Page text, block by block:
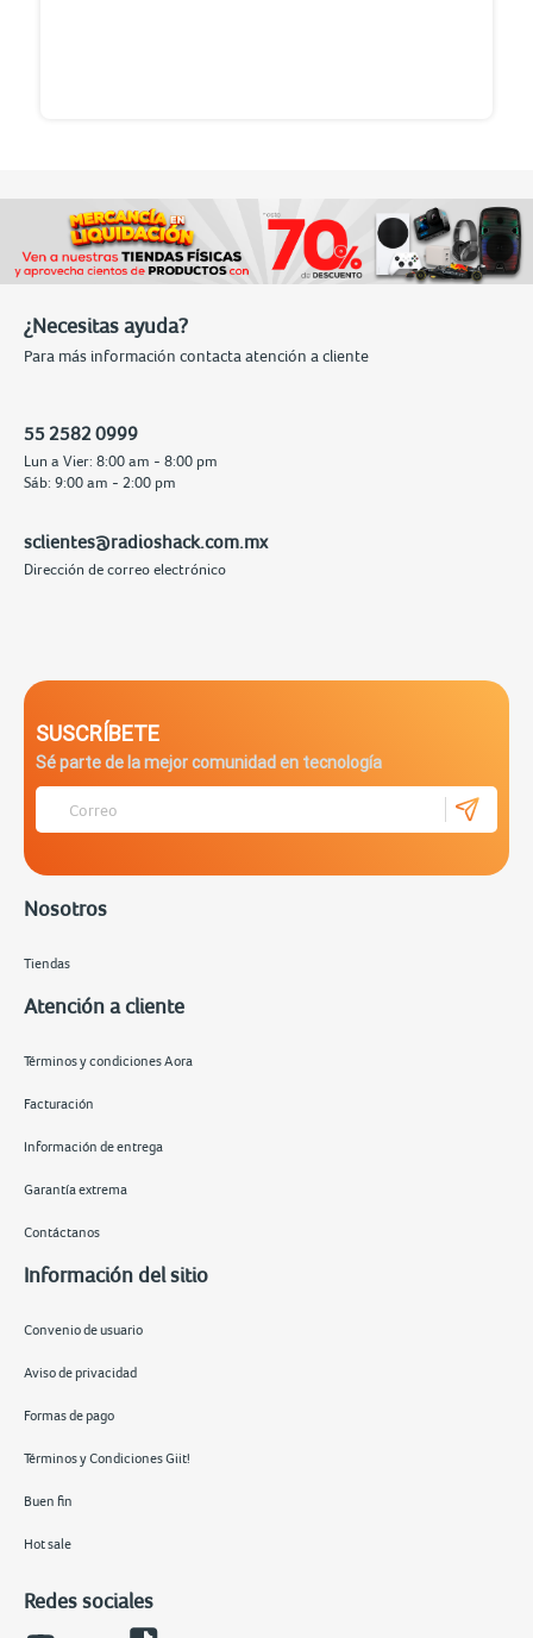
¿Necesitas ayuda?
Para más información contacta atención a cliente
55 2582 0999
Lun a Vier: 8:00 am - 8:00 pm
Sáb: 9:00 am - 2:00 pm
sclientes@radioshack.com.mx
Dirección de correo electrónico
SUSCRÍBETE
Sé parte de la mejor comunidad en tecnología
Nosotros
Tiendas
Atención a cliente
Términos y condiciones Aora
Facturación
Información de entrega
Garantía extrema
Contáctanos
Información del sitio
Convenio de usuario
Aviso de privacidad
Formas de pago
Términos y Condiciones Giit!
Buen fin
Hot sale
Redes sociales